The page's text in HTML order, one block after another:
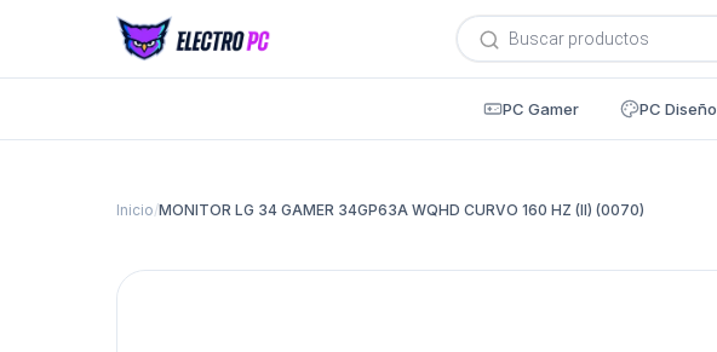
Búsqueda
de
productos
PC Gamer PC Diseño
Inicio/MONITOR LG 34 GAMER 34GP63A WQHD CURVO 160 HZ (II) (0070)